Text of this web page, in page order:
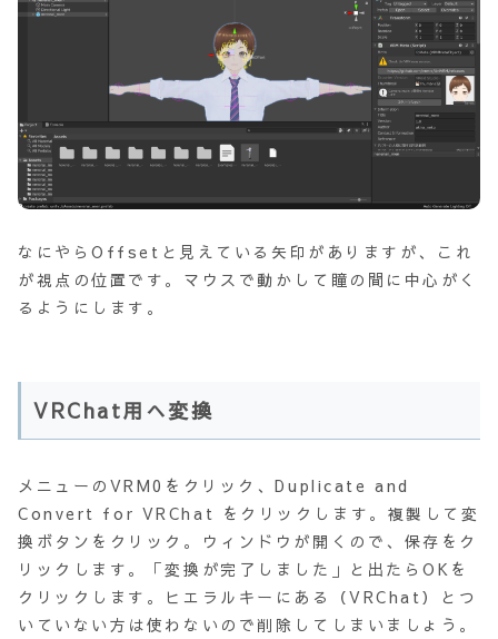
なにやらOffsetと見えている矢印がありますが、これ
が視点の位置です。マウスで動かして瞳の間に中心がく
るようにします。
VRChat用へ変換
メニューのVRM0をクリック、Duplicate and
Convert for VRChat をクリックします。複製して変
換ボタンをクリック。ウィンドウが開くので、保存をク
リックします。「変換が完了しました」と出たらOKを
クリックします。ヒエラルキーにある（VRChat）とつ
いていない方は使わないので削除してしまいましょう。